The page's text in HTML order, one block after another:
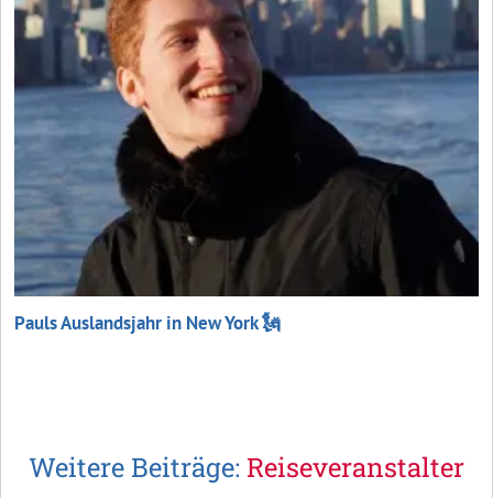
Pauls Auslandsjahr in New York 🗽
Weitere Beiträge: Reiseveranstalter